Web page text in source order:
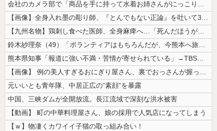
会社のカメラ部で「商品を手に持って水着お姉さんがにっこり」を撮影、だが...
【画像】全身入れ墨の彫り師、『とんでもない正論』を吐いて30万再生され...
【九州名物】鶏刺し食べた医師、全身麻痺へ…「死んだほうが良かったと思っ...
鈴木紗理奈（49）「ボランティアはもちろんだが、今熊本へ旅行に行くこと...
熊本県知事「報道に強い不満・苦情が寄せられている」→TBSの報道特集が...
【画像】 例の美人すぎるおにぎり屋さん、裏でおっさんが握っていたｗｗｗ...
元いいとも青年隊、中居正広の”素顔”を暴露
中国、三峡ダムが全開放流。長江流域で深刻な洪水被害
【動画】 町の中華料理屋さん、娘の採用で人気店になってしまう
【ｗ】物凄くカワイイ子猫の取っ組み合い！